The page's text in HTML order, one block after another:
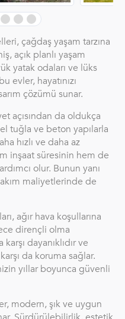
çağdaş yaşam tarzına
açık planlı yaşam
yatak odaları ve lüks
evler, hayatınızı
çözümü sunar.
açısından da oldukça
tuğla ve beton yapılarla
hızlı ve daha az
inşaat süresinin hem de
olur. Bunun yanı
maliyetlerinde de
ağır hava koşullarına
dirençli olma
dayanıklıdır ve
da koruma sağlar.
yıllar boyunca güvenli
modern, şık ve uygun